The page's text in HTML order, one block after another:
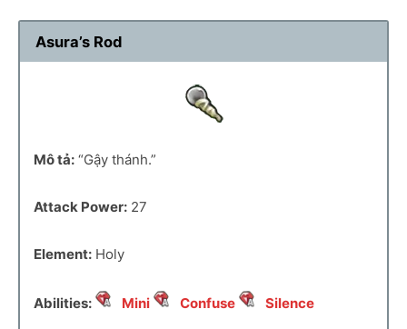
Asura’s Rod
Mô tả: “Gậy thánh.”
Attack Power: 27
Element: Holy
Abilities: Mini Confuse Silence